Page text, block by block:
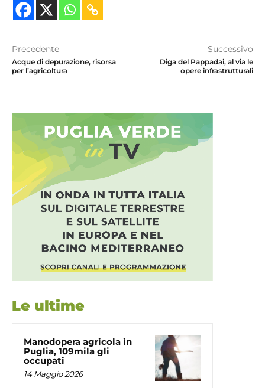
Precedente
Acque di depurazione, risorsa
per l’agricoltura
Successivo
Diga del Pappadai, al via le
opere infrastrutturali
Le ultime
Manodopera agricola in
Puglia, 109mila gli
occupati
14 Maggio 2026